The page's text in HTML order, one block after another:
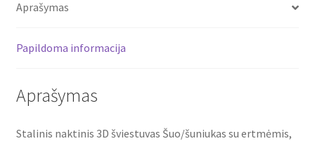
Aprašymas
Papildoma informacija
Aprašymas
Stalinis naktinis 3D šviestuvas Šuo/šuniukas su ertmėmis,